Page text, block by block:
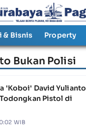
& Bisnis Property
Bukan Polisi
'Koboi' David Yulianto
Pistol di
WIB